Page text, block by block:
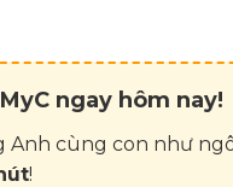
ngay hôm nay!
cùng con như
!